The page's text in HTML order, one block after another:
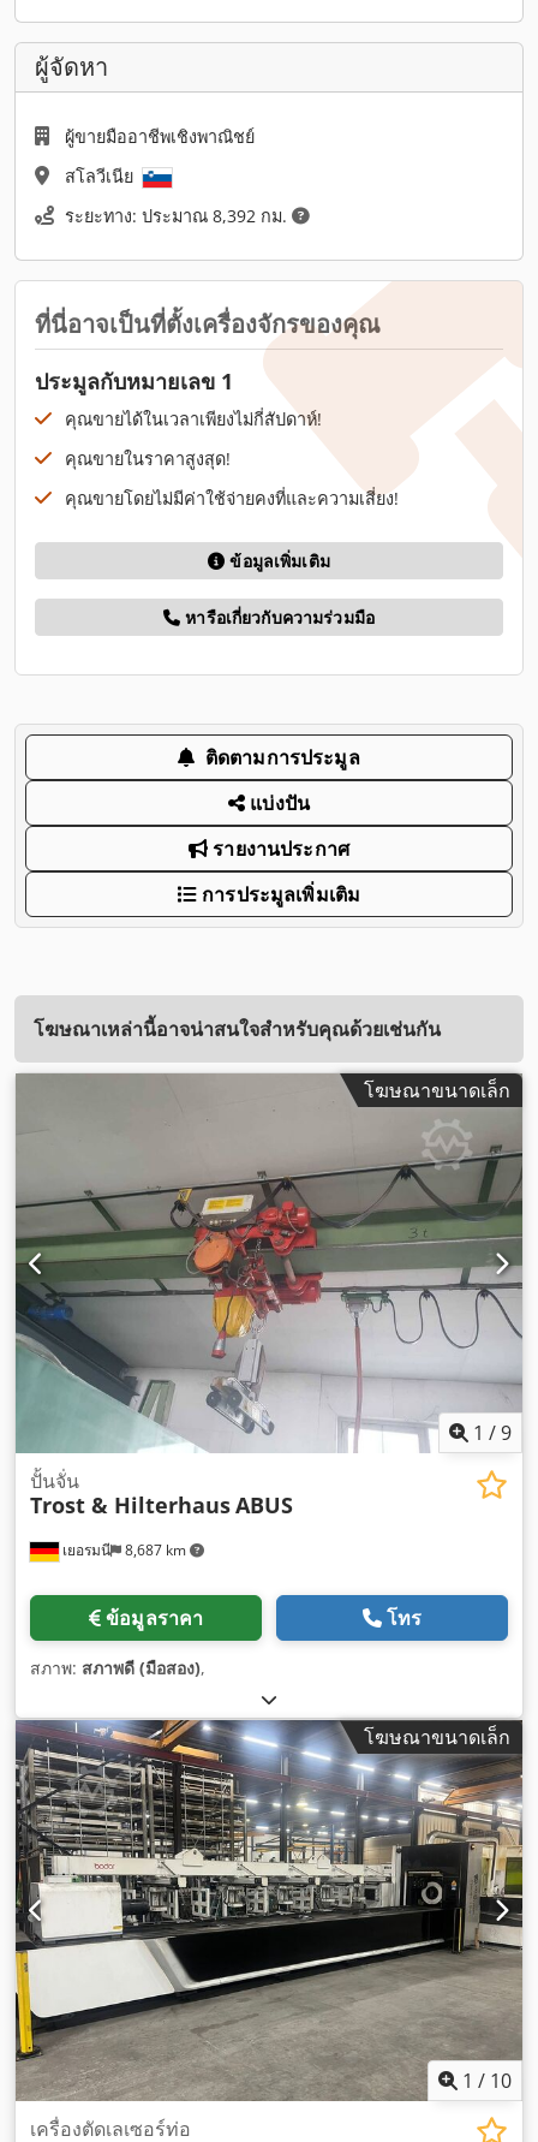
ผู้จัดหา
ผู้ขายมืออาชีพเชิงพาณิชย์
สโลวีเนีย
ระยะทาง: ประมาณ 8,392 กม.
ที่นี่อาจเป็นที่ตั้งเครื่องจักรของคุณ
ประมูลกับหมายเลข 1
คุณขายได้ในเวลาเพียงไม่กี่สัปดาห์!
คุณขายในราคาสูงสุด!
คุณขายโดยไม่มีค่าใช้จ่ายคงที่และความเสี่ยง!
ข้อมูลเพิ่มเติม
หารือเกี่ยวกับความร่วมมือ
ติดตามการประมูล
แบ่งปัน
รายงานประกาศ
การประมูลเพิ่มเติม
โฆษณาเหล่านี้อาจน่าสนใจสำหรับคุณด้วยเช่นกัน
โฆษณาขนาดเล็ก
1 /9
เยอรมนี 8,687 km
ปั้นจั่น
Trost & HilterhausABUS
ข้อมูลราคา โทร
สภาพ: สภาพดี (มือสอง),
โฆษณาขนาดเล็ก
1 / 10
เครื่องตัดเลเซอร์ท่อ